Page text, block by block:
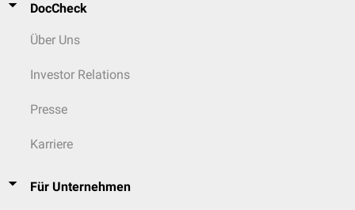
DocCheck
Über Uns
Investor Relations
Presse
Karriere
Für Unternehmen